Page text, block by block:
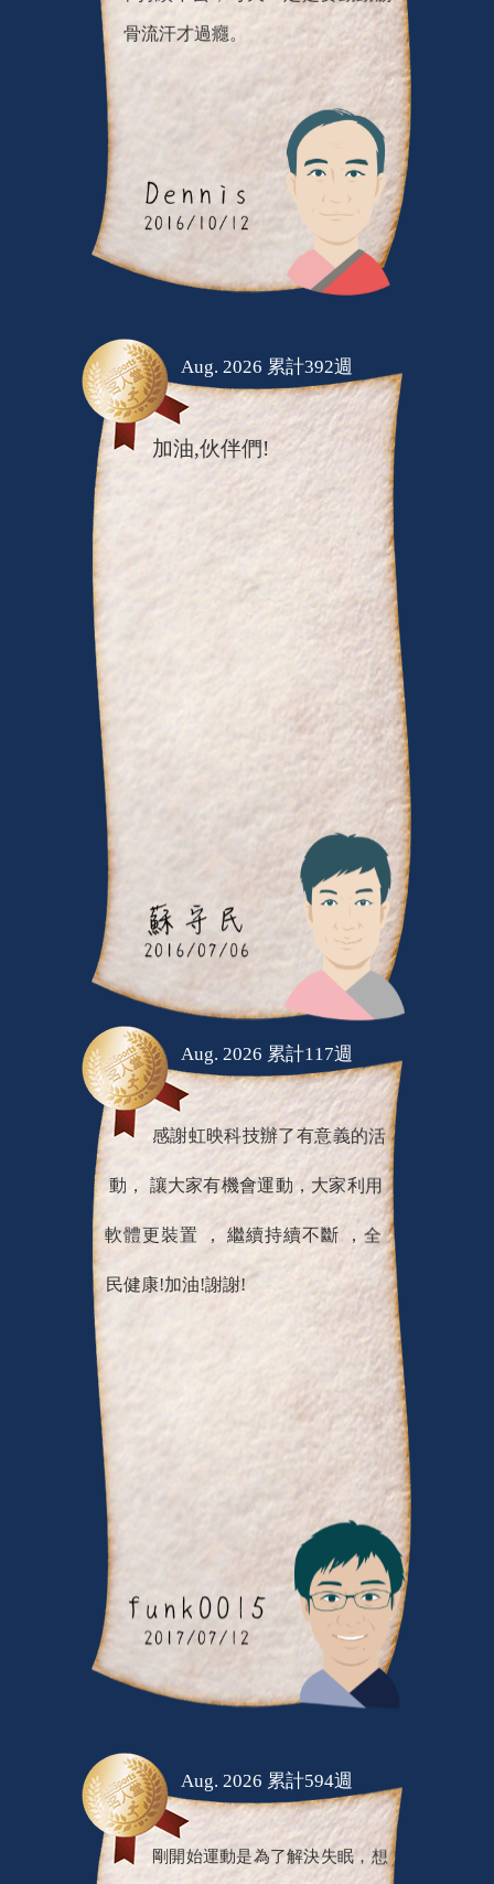
車持續下去，每天一定是要動動筋
加油,伙伴們!
Aug. 2026 累計117週
感謝虹映科技辦了有意義的活
動， 讓大家有機會運動，大家利用
軟體更裝置 ， 繼續持續不斷 ，全
民健康!加油!謝謝!
剛開始運動是為了解決失眠，想
不到附加的價值更好：體脂體重下